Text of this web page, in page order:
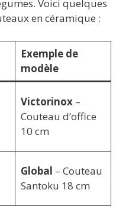
Voici quelques
en céramique :
Exemple de
modèle
Victorinox–
Couteau d’office
10 cm
Global – Couteau
Santoku 18 cm